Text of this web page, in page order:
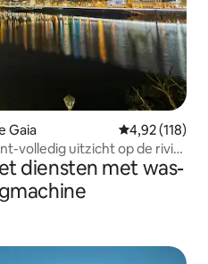
Gaia Gemiddelde
4,92 (118)
volledig uitzicht op de rivier
diensten met was-